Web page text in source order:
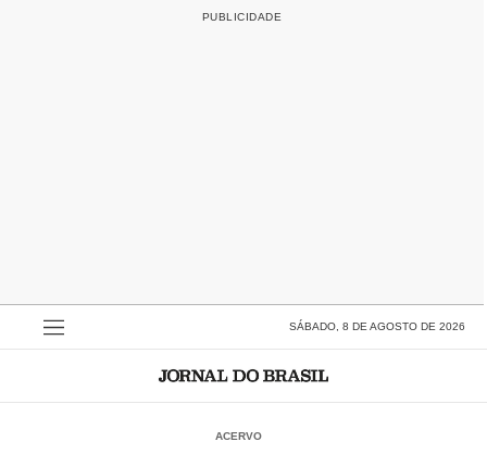
SÁBADO, 8 DE AGOSTO DE 2026
ACERVO